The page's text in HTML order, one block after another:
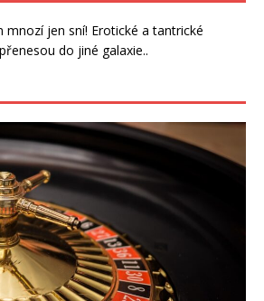
mnozí jen sní! Erotické a tantrické
do jiné galaxie..